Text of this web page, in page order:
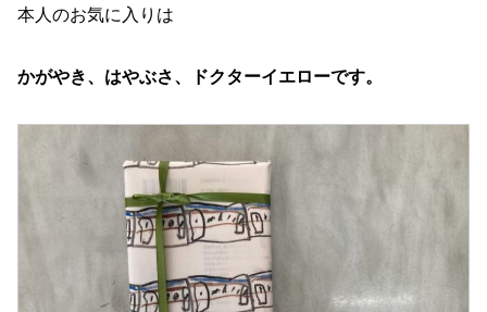
本人のお気に入りは
かがやき、はやぶさ、ドクターイエローです。